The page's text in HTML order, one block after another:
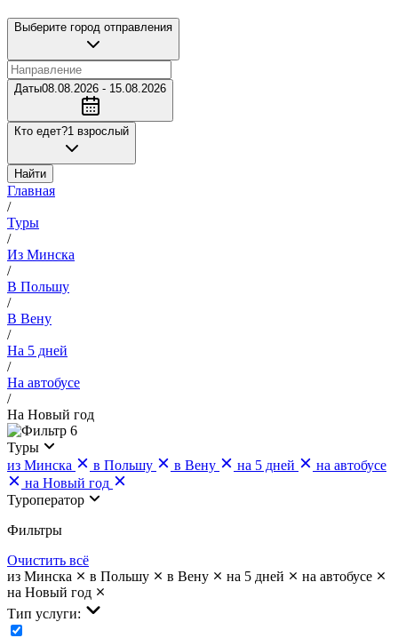
Выберите город отправления
Даты08.08.2026 - 15.08.2026
Кто едет?1 взрослый
Найти
Главная
/
Туры
/
Из Минска
/
В Польшу
/
В Вену
/
На 5 дней
/
На автобусе
/
На Новый год
6
Туры
из Минска
в Польшу в Вену на 5 дней
на автобусе
на Новый год
Туроператор
Фильтры
Очистить всё
из Минска
в Польшу в Вену на 5 дней
на автобусе
на Новый год
Тип услуги: